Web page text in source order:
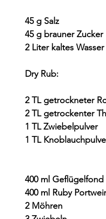
45 g Salz
45 g brauner Zucker
2 Liter kaltes Wasser
Dry Rub:
2 TL getrockneter
2 TL getrockenter
1 TL Zwiebelpulver
1 TL
400 ml Geflügelfond
400 ml Ruby
2 Möhren